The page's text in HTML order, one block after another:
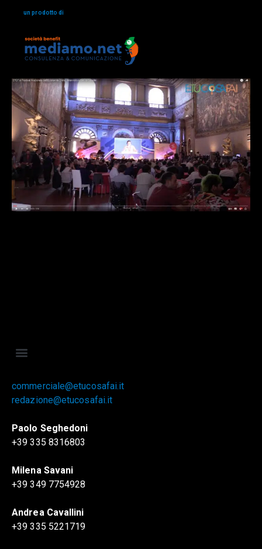
un prodotto di
commerciale@etucosafai.it
redazione@etucosafai.it
Paolo Seghedoni
+39 335 8316803
Milena Savani
+39 349 7754928
Andrea Cavallini
+39 335 5221719